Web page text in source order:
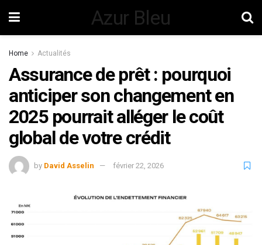
Azur Bleu
Home Actualités
Assurance de prêt : pourquoi
anticiper son changement en
2025 pourrait alléger le coût
global de votre crédit
by David Asselin février 22, 2026